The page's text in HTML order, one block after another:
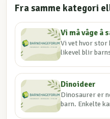
Fra samme kategori
Vi må våge å
Vi vet hvor stor
likevel blir
Dinoideer
Dinosaurer er
barn. Enkelte